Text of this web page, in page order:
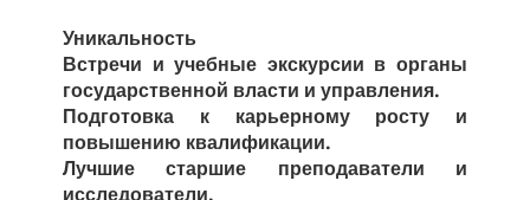
Уникальность
Встречи и учебные экскурсии в органы
государственной власти и управления.
Подготовка к карьерному росту и
повышению квалификации.
Лучшие старшие преподаватели и
исследователи.